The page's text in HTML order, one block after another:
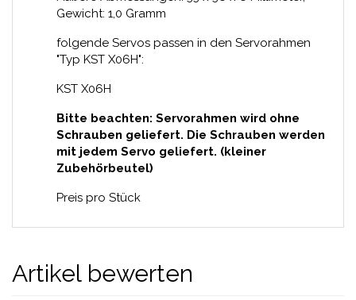
Gewicht: 1,0 Gramm
folgende Servos passen in den Servorahmen
"Typ KST X06H":
KST X06H
Bitte beachten: Servorahmen wird ohne
Schrauben geliefert. Die Schrauben werden
mit jedem Servo geliefert. (kleiner
Zubehörbeutel)
Preis pro Stück
Artikel bewerten